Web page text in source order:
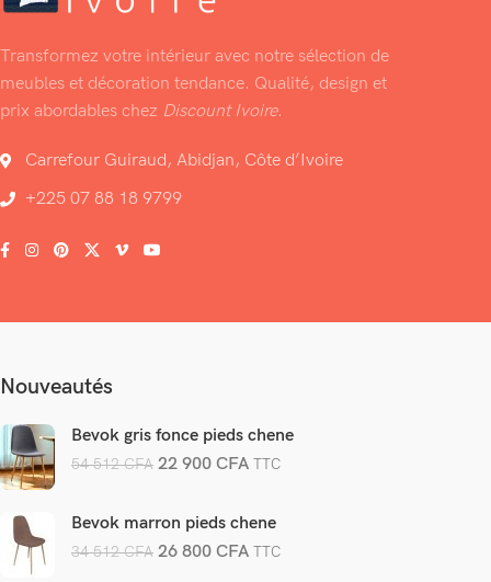
Transformez votre intérieur avec notre sélection de
meubles et décoration tendance. Qualité, design et
prix abordables chez Discount Ivoire.
Carrefour Guiraud, Abidjan, Côte d’Ivoire
+225 07 88 18 9799
Nouveautés
Bevok gris fonce pieds chene
54 512CFA 22 900CFA TTC
Bevok marron pieds chene
34 512CFA 26 800CFA TTC